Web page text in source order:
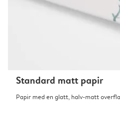
Standard matt papir
Papir med en glatt, halv-matt